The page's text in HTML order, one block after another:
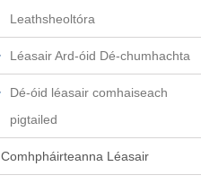
Leathsheoltóra
Léasair Ard-óid Dé-chumhachta
Dé-óid léasair comhaiseach
pigtailed
Comhpháirteanna Léasair